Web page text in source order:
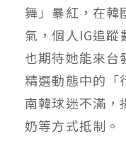
舞」暴紅，在韓
氣，個人IG追蹤
也期待她能來台
精選動態中的「
南韓球迷不滿，
奶等方式抵制。